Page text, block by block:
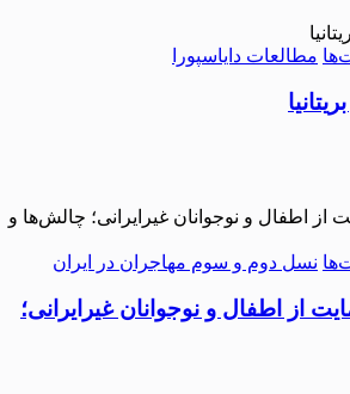
مطالعات دایاسپورا
نسل دوم و سوم مهاجران در ایران
از اطفال و نوجوانان غیرایرانی؛